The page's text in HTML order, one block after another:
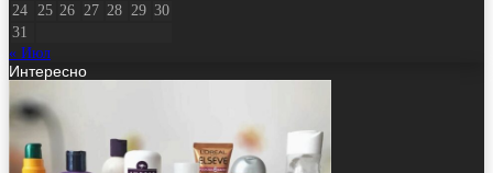
24
25 26 27 28 29 30
31
« Июл
Интересно